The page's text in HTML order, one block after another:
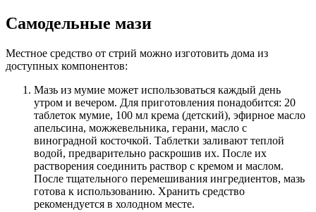
Самодельные мази
Местное средство от стрий можно изготовить дома из
доступных компонентов:
Мазь из мумие может использоваться каждый день
утром и вечером. Для приготовления понадобится: 20
таблеток мумие, 100 мл крема (детский), эфирное масло
апельсина, можжевельника, герани, масло с
виноградной косточкой. Таблетки заливают теплой
водой, предварительно раскрошив их. После их
растворения соединить раствор с кремом и маслом.
После тщательного перемешивания ингредиентов, мазь
готова к использованию. Хранить средство
рекомендуется в холодном месте.